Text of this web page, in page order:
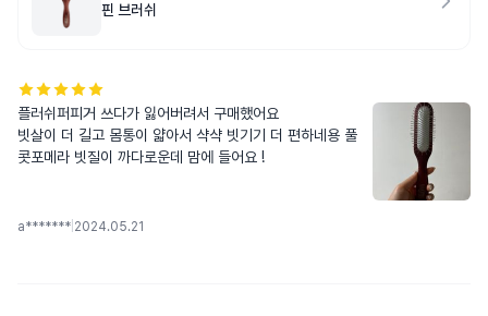
핀 브러쉬
플러쉬퍼피거 쓰다가 잃어버려서 구매했어요
빗살이 더 길고 몸통이 얇아서 샥샥 빗기기 더 편하네용 풀
콧포메라 빗질이 까다로운데 맘에 들어요 !
a******* 2024.05.21